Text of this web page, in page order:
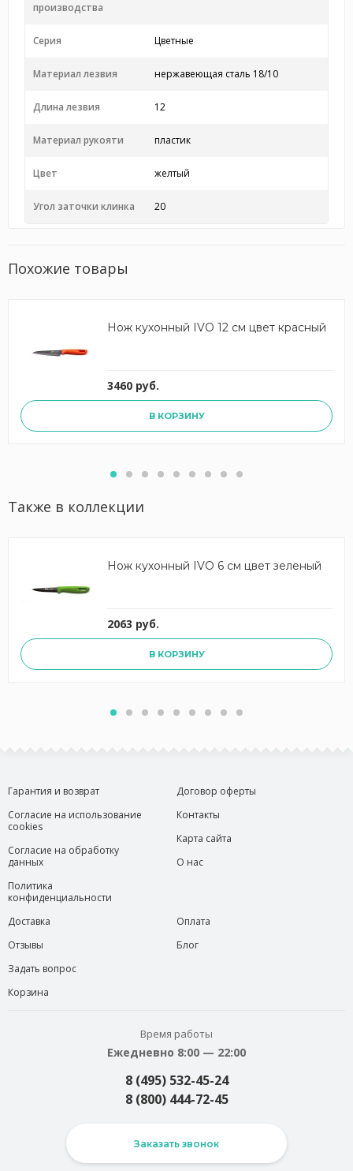
производства
Серия Цветные
Материал лезвия нержавеющая сталь 18/10
Длина лезвия 12
Материал рукояти пластик
Цвет желтый
Угол заточки клинка 20
Похожие товары
Нож кухонный IVO 12 см цвет красный
3460 руб.
В КОРЗИНУ
Также в коллекции
Нож кухонный IVO 6 см цвет зеленый
2063 руб.
В КОРЗИНУ
Гарантия и возврат
Согласие на использование
cookies
Согласие на обработку
данных
Политика
конфиденциальности
Договор оферты
Контакты
Карта сайта
О нас
Доставка
Отзывы
Задать вопрос
Корзина
Оплата
Блог
Время работы
Ежедневно 8:00 — 22:00
8 (495) 532-45-24
8 (800) 444-72-45
Заказать звонок